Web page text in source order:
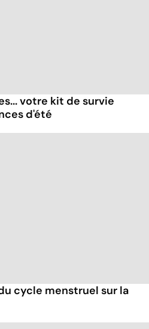
votre kit de survie
d'été
cycle menstruel sur la